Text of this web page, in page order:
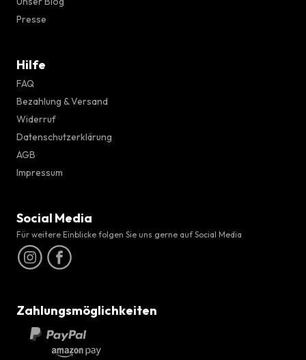
Presse
Hilfe
FAQ
Bezahlung & Versand
Widerruf
Datenschutzerklärung
AGB
Impressum
Social Media
Für weitere Einblicke folgen Sie uns gerne auf Social Media
Zahlungsmöglichkeiten